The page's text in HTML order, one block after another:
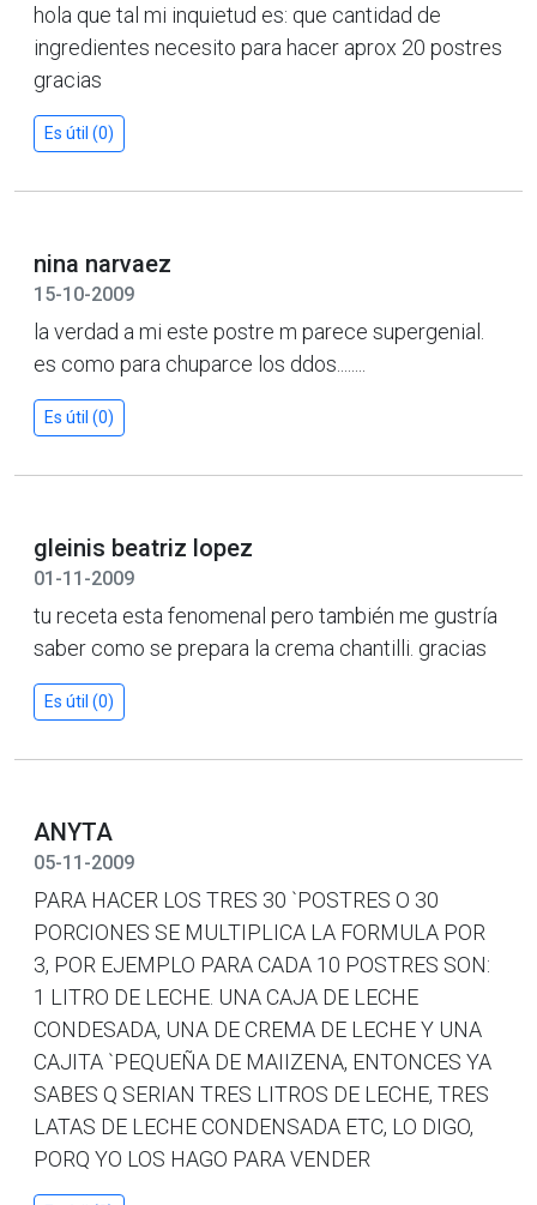
hola que tal mi inquietud es: que cantidad de
ingredientes necesito para hacer aprox 20 postres
gracias
Es útil (0)
nina narvaez
15-10-2009
la verdad a mi este postre m parece supergenial.
es como para chuparce los ddos........
Es útil (0)
gleinis beatriz lopez
01-11-2009
tu receta esta fenomenal pero también me gustría
saber como se prepara la crema chantilli. gracias
Es útil (0)
ANYTA
05-11-2009
PARA HACER LOS TRES 30 `POSTRES O 30
PORCIONES SE MULTIPLICA LA FORMULA POR
3, POR EJEMPLO PARA CADA 10 POSTRES SON:
1 LITRO DE LECHE. UNA CAJA DE LECHE
CONDESADA, UNA DE CREMA DE LECHE Y UNA
CAJITA `PEQUEÑA DE MAIIZENA, ENTONCES YA
SABES Q SERIAN TRES LITROS DE LECHE, TRES
LATAS DE LECHE CONDENSADA ETC, LO DIGO,
PORQ YO LOS HAGO PARA VENDER